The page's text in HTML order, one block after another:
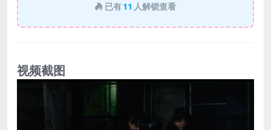
已有11 人解锁查看
视频截图